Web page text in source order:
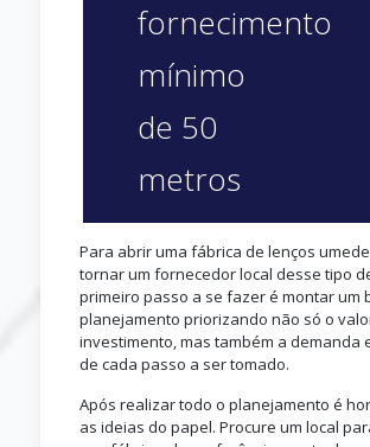
fornecimento
mínimo
de 50
metros
Para abrir uma fábrica de lenços
tornar um fornecedor local desse tipo
primeiro passo a se fazer é montar um
planejamento priorizando não só o
investimento, mas também a demanda
de cada passo a ser tomado.
Após realizar todo o planejamento é
as ideias do papel. Procure um local